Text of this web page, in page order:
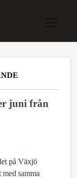
juni från
på Växjö
samma